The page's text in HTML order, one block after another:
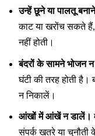
उन्हें छूने या पालतू
काट या खरोंच सकते हैं,
नहीं होती।
बंदरों के सामने भोजन
घंटी की तरह होती
न निकालें।
आंखों में आंखें न डालें।
संपर्क खतरे या